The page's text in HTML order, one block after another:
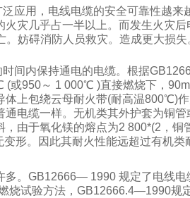
应用，电线电缆的安全可靠性越来
灾几乎占一半以上。而发生火灾
妨碍消防人员救灾。造成更大损
间内保持通电的电缆。根据
或950～ 1 000℃ )直接燃烧下，
体上包绕云母耐火带(耐高温800℃)
电缆一样。无机类其外护套为铜
由于氧化镁的熔点为2 800*(2，铜
形。因此其耐火性能远超过有机类
。GB12666— 1990 规定了电线电
烧试验方法，GB12666.4—1990规